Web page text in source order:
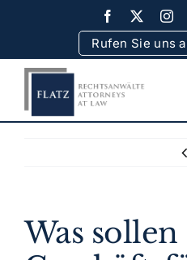
content
Rufen Sie uns
Rechtsgebiete
Was sollen